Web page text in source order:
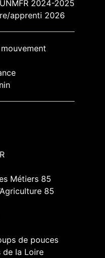
2024-2025
apprenti 2026
Métiers 85
85
de pouces
de la Loire